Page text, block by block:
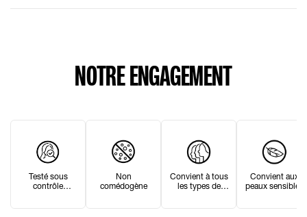
NOTRE ENGAGEMENT
Testé sous
contrôle
Non
comédogène
Convient à tous
les types de
Convient aux
peaux sensibles